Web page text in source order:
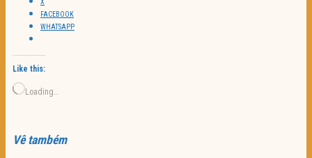
X
FACEBOOK
WHATSAPP
Like this:
Loading…
Vê também